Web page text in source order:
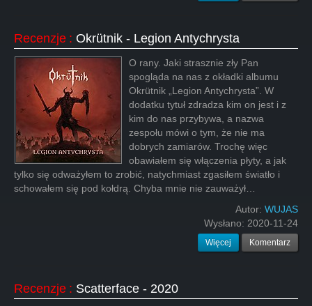
Recenzje : Okrütnik - Legion Antychrysta
O rany. Jaki strasznie zły Pan
spogląda na nas z okładki albumu
Okrütnik „Legion Antychrysta”. W
dodatku tytuł zdradza kim on jest i z
kim do nas przybywa, a nazwa
zespołu mówi o tym, że nie ma
dobrych zamiarów. Trochę więc
obawiałem się włączenia płyty, a jak
tylko się odważyłem to zrobić, natychmiast zgasiłem światło i
schowałem się pod kołdrą. Chyba mnie nie zauważył…
Autor: WUJAS
Wysłano: 2020-11-24
Więcej Komentarz
Recenzje : Scatterface - 2020